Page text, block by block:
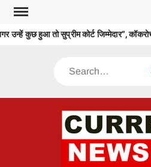
Skip
content
उन्हें कुछ हुआ तो सुप्रीम कोर्ट जिम्मेदार”,
Search